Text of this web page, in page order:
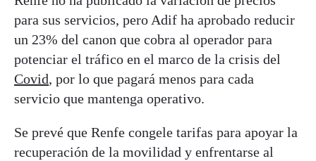
para sus servicios, pero Adif ha aprobado reducir
un 23% del canon que cobra al operador para
potenciar el tráfico en el marco de la crisis del
Covid, por lo que pagará menos para cada
servicio que mantenga operativo.
Se prevé que Renfe congele tarifas para apoyar la
recuperación de la movilidad y enfrentarse al